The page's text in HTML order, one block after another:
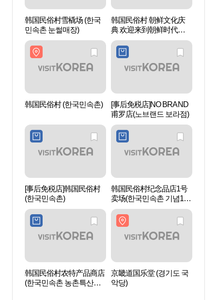
韩国民俗村雪橇场 (한국
민속촌 눈썰매장)
韩国民俗村 朝鲜文化庆
典 欢迎来到朝鲜时代
（한국민속촌 조선문화
축제 웰컴투조선）
韩国民俗村 (한국민속촌)
[事后免税店]NO BRAND
甫罗店(노브랜드 보라점)
[事后免税店]韩国民俗村
(한국민속촌)
韩国民俗村纪念品店1号
卖场(한국민속촌 기념1매
장)
韩国民俗村农特产品商店
(한국민속촌 농촌특산물
京畿道国乐堂 (경기도 국
악당)